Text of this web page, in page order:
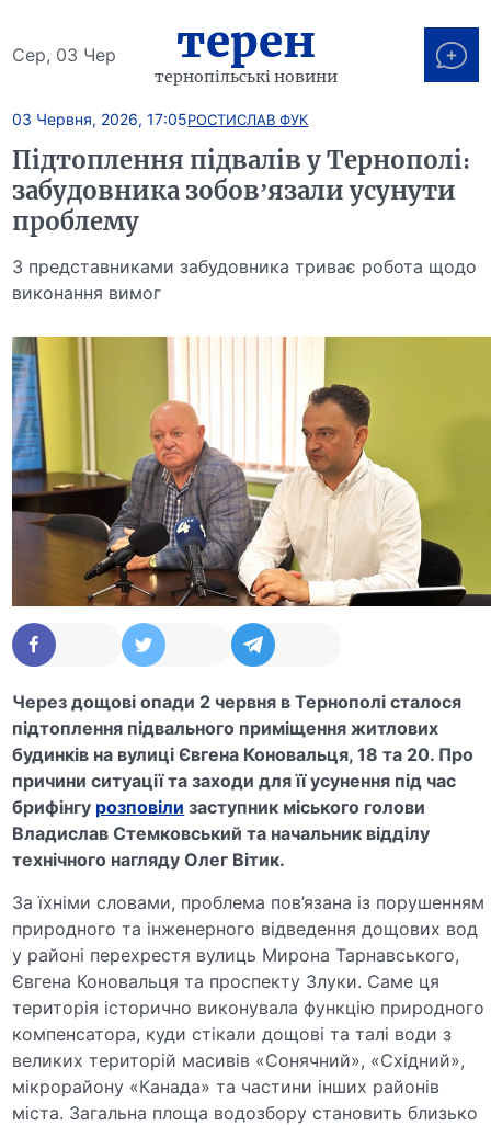
Сер, 03 Чер терен
тернопільські новини
03 Червня, 2026, 17:05РОСТИСЛАВ ФУК
Підтоплення підвалів у Тернополі:
забудовника зобов’язали усунути
проблему
З представниками забудовника триває робота щодо
виконання вимог
Через дощові опади 2 червня в Тернополі сталося
підтоплення підвального приміщення житлових
будинків на вулиці Євгена Коновальця, 18 та 20. Про
причини ситуації та заходи для її усунення під час
брифінгу розповіли заступник міського голови
Владислав Стемковський та начальник відділу
технічного нагляду Олег Вітик.
За їхніми словами, проблема пов’язана із порушенням
природного та інженерного відведення дощових вод
у районі перехрестя вулиць Мирона Тарнавського,
Євгена Коновальця та проспекту Злуки. Саме ця
територія історично виконувала функцію природного
компенсатора, куди стікали дощові та талі води з
великих територій масивів «Сонячний», «Східний»,
мікрорайону «Канада» та частини інших районів
міста. Загальна площа водозбору становить близько